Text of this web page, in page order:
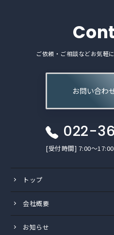
ご依頼・ご相談などお気軽
お問い合わ
022-
[受付時間] 7:00〜17:00
トップ
会社概要
お知らせ